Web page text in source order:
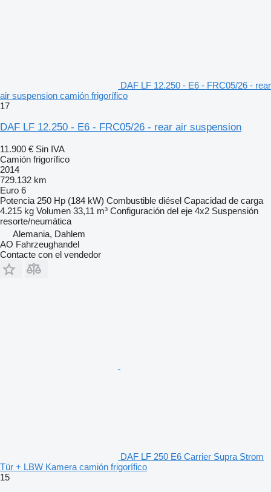
DAF LF 12.250 - E6 - FRC05/26 - rear
air suspension camión frigorífico
17
DAF LF 12.250 - E6 - FRC05/26 - rear air suspension
11.900 € Sin IVA
Camión frigorífico
2014
729.132 km
Euro 6
Potencia 250 Hp (184 kW) Combustible diésel Capacidad de carga
4.215 kg Volumen 33,11 m³ Configuración del eje 4x2 Suspensión
resorte/neumática
Alemania, Dahlem
AO Fahrzeughandel
Contacte con el vendedor
DAF LF 250 E6 Carrier Supra Strom
Tür + LBW Kamera camión frigorífico
15